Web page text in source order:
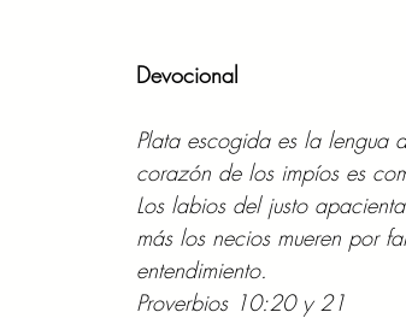
Diciembre 2023
Devocionales Junio 2024
Devocional
Plata escogida es la lengua
corazón de los impíos es
Los labios del justo
más los necios mueren por
entendimiento.
Proverbios 10:20 y 21